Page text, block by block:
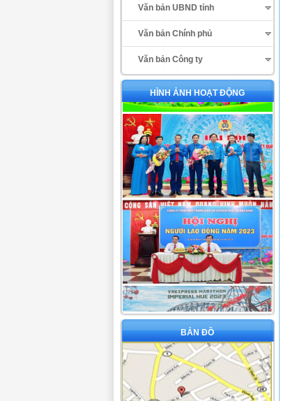
Văn bản UBND tỉnh
Văn bản Chính phủ
Văn bản Công ty
HÌNH ẢNH HOẠT ĐỘNG
BẢN ĐỒ